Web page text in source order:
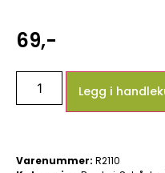
69,-
Legg i
Varenummer: R2110